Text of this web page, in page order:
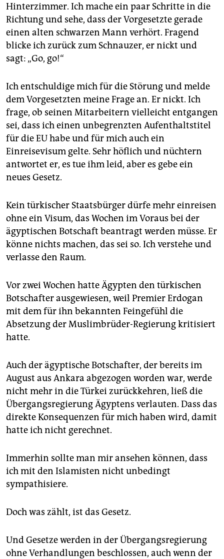
Hinterzimmer. Ich mache ein paar Schritte in die
Richtung und sehe, dass der Vorgesetzte gerade
einen alten schwarzen Mann verhört. Fragend
blicke ich zurück zum Schnauzer, er nickt und
sagt: „Go, go!“
Ich entschuldige mich für die Störung und melde
dem Vorgesetzten meine Frage an. Er nickt. Ich
frage, ob seinen Mitarbeitern vielleicht entgangen
sei, dass ich einen unbegrenzten Aufenthaltstitel
für die EU habe und für mich auch ein
Einreisevisum gelte. Sehr höflich und nüchtern
antwortet er, es tue ihm leid, aber es gebe ein
neues Gesetz.
Kein türkischer Staatsbürger dürfe mehr einreisen
ohne ein Visum, das Wochen im Voraus bei der
ägyptischen Botschaft beantragt werden müsse. Er
könne nichts machen, das sei so. Ich verstehe und
verlasse den Raum.
Vor zwei Wochen hatte Ägypten den türkischen
Botschafter ausgewiesen, weil Premier Erdogan
mit dem für ihn bekannten Feingefühl die
Absetzung der Muslimbrüder-Regierung kritisiert
hatte.
Auch der ägyptische Botschafter, der bereits im
August aus Ankara abgezogen worden war, werde
nicht mehr in die Türkei zurückkehren, ließ die
Übergangsregierung Ägyptens verlauten. Dass das
direkte Konsequenzen für mich haben wird, damit
hatte ich nicht gerechnet.
Immerhin sollte man mir ansehen können, dass
ich mit den Islamisten nicht unbedingt
sympathisiere.
Doch was zählt, ist das Gesetz.
Und Gesetze werden in der Übergangsregierung
ohne Verhandlungen beschlossen, auch wenn der